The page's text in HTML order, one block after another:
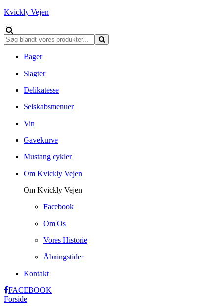
Kvickly Vejen
Bager
Slagter
Delikatesse
Selskabsmenuer
Vin
Gavekurve
Mustang cykler
Om Kvickly Vejen
Om Kvickly Vejen
Facebook
Om Os
Vores Historie
Åbningstider
Kontakt
FACEBOOK
Forside